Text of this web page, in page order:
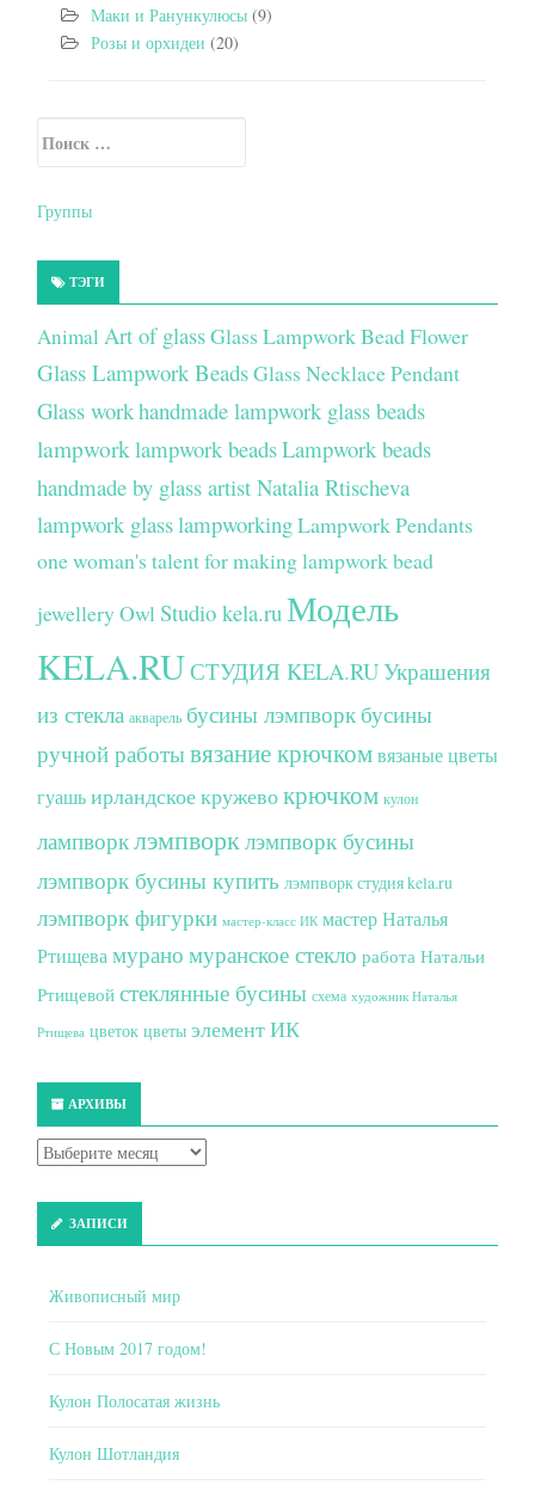
Маки и Ранункулюсы (9)
Розы и орхидеи (20)
Secondary Sidebar
Группы
ТЭГИ
Animal Art of glassGlass Lampwork Bead Flower
Glass Lampwork BeadsGlass Necklace Pendant
Glass workhandmade lampwork glass beads
lampworklampwork beadsLampwork beads
handmade by glass artist Natalia Rtischeva
lampwork glasslampworkingLampwork Pendants
one woman's talent for making lampwork bead
jewelleryOwlStudio kela.ru Модель
KELA.RUСТУДИЯ KELA.RUУкрашения
из стекла акварель бусины лэмпворк бусины
ручной работывязание крючкомвязаные цветы
гуашьирландское кружевокрючком кулон
лампворклэмпворклэмпворк бусины
лэмпворк бусины купить лэмпворк студия kela.ru
лэмпворк фигурки мастер-класс ИК мастер Наталья
Ртищевамурано муранское стекло работа Натальи
Ртищевой стеклянные бусины схема художник Наталья
Ртищева цветок цветы элемент ИК
АРХИВЫ
ЗАПИСИ
Живописный мир
С Новым 2017 годом!
Кулон Полосатая жизнь
Кулон Шотландия